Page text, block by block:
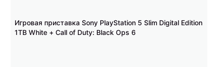
Игровая приставка Sony PlayStation 5 Slim Digital Edition
1TB White + Call of Duty: Black Ops 6